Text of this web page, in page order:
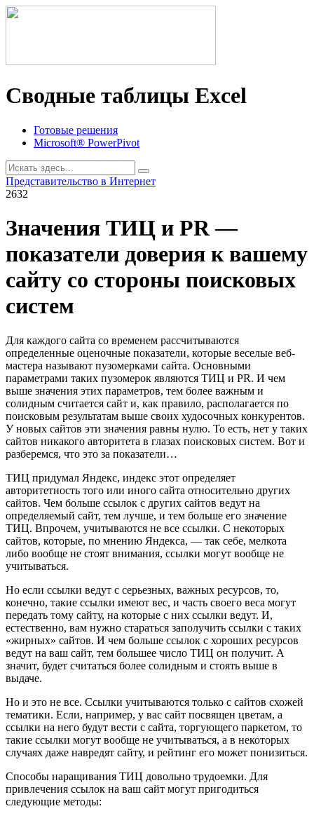
Сводные таблицы Excel
Готовые решения
Microsoft® PowerPivot
Представительство в Интернет
2632
Значения ТИЦ и PR —
показатели доверия к вашему
сайту со стороны поисковых
систем
Для каждого сайта со временем рассчитываются
определенные оценочные показатели, которые веселые веб-
мастера называют пузомерками сайта. Основными
параметрами таких пузомерок являются ТИЦ и PR. И чем
выше значения этих параметров, тем более важным и
солидным считается сайт и, как правило, располагается по
поисковым результатам выше своих худосочных конкурентов.
У новых сайтов эти значения равны нулю. То есть, нет у таких
сайтов никакого авторитета в глазах поисковых систем. Вот и
разберемся, что это за показатели…
ТИЦ придумал Яндекс, индекс этот определяет
авторитетность того или иного сайта относительно других
сайтов. Чем больше ссылок с других сайтов ведут на
определяемый сайт, тем лучше, и тем больше его значение
ТИЦ. Впрочем, учитываются не все ссылки. С некоторых
сайтов, которые, по мнению Яндекса, — так себе, мелкота
либо вообще не стоят внимания, ссылки могут вообще не
учитываться.
Но если ссылки ведут с серьезных, важных ресурсов, то,
конечно, такие ссылки имеют вес, и часть своего веса могут
передать тому сайту, на которые с них ссылки ведут. И,
естественно, вам нужно стараться заполучить ссылки с таких
«жирных» сайтов. И чем больше ссылок с хороших ресурсов
ведут на ваш сайт, тем большее число ТИЦ он получит. А
значит, будет считаться более солидным и стоять выше в
выдаче.
Но и это не все. Ссылки учитываются только с сайтов схожей
тематики. Если, например, у вас сайт посвящен цветам, а
ссылки на него будут вести с сайта, торгующего паркетом, то
такие ссылки могут вообще не учитываться, а в некоторых
случаях даже навредят сайту, и рейтинг его может понизиться.
Способы наращивания ТИЦ довольно трудоемки. Для
привлечения ссылок на ваш сайт могут пригодиться
следующие методы: